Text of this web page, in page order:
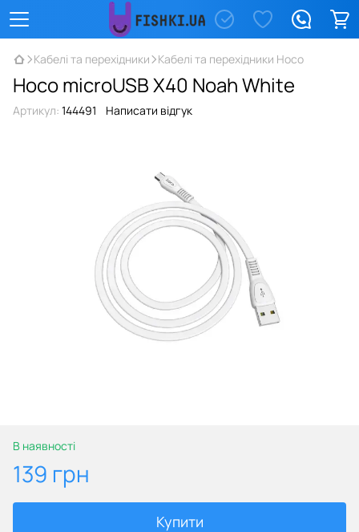
Кабелі та перехідники Кабелі та перехідники Hoco
Hoco microUSB X40 Noah White
Артикул: 144491 Написати відгук
В наявності
139 грн
Купити